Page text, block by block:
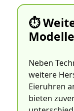
⏱️
Neben
weitere
Eieruhren
bieten